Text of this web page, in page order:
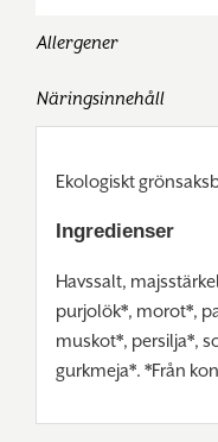
Allergener
Näringsinnehåll
Ekologiskt
Ingredienser
Havssalt,
purjolök*, morot*,
muskot*, persilja*,
gurkmeja*. *Från